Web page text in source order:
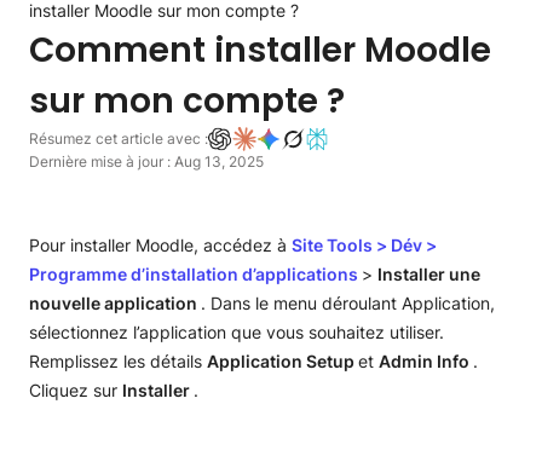
installer Moodle sur mon compte ?
Comment installer Moodle
sur mon compte ?
Résumez cet article avec :
Dernière mise à jour : Aug 13, 2025
Pour installer Moodle, accédez à Site Tools > Dév >
Programme d’installation d’applications > Installer une
nouvelle application . Dans le menu déroulant Application,
sélectionnez l’application que vous souhaitez utiliser.
Remplissez les détails Application Setupet Admin Info .
Cliquez sur Installer .